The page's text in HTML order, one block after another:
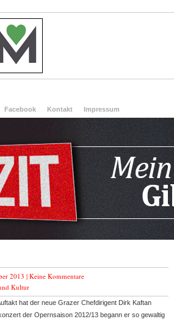
Facebook Kontakt Impressum
2013 |Keine Kommentare
Kultur
hat der neue Grazer Chefdirigent Dirk Kaftan
der Opernsaison 2012/13 begann er so gewaltig